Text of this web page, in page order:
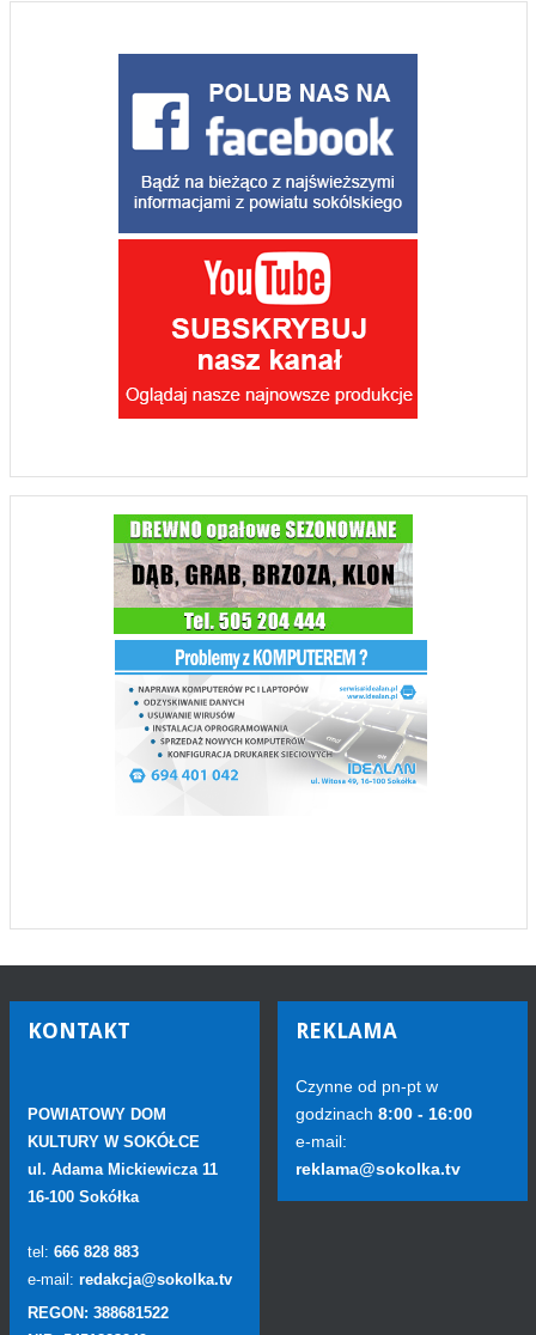
KONTAKT
POWIATOWY DOM
KULTURY W SOKÓŁCE
ul. Adama Mickiewicza 11
16-100 Sokółka
tel: 666 828 883
e-mail: redakcja@sokolka.tv
REGON: 388681522
REKLAMA
Czynne od pn-pt w
godzinach 8:00 - 16:00
e-mail:
reklama@sokolka.tv